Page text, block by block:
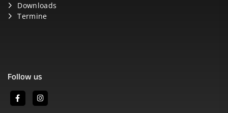
Downloads
Termine
Follow us